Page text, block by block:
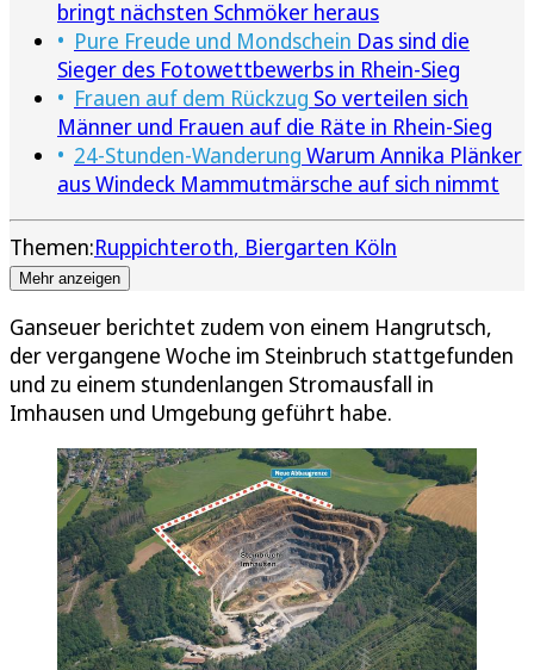
bringt nächsten Schmöker heraus
Pure Freude und Mondschein Das sind die
Sieger des Fotowettbewerbs in Rhein-Sieg
Frauen auf dem Rückzug So verteilen sich
Männer und Frauen auf die Räte in Rhein-Sieg
24-Stunden-Wanderung Warum Annika Plänker
aus Windeck Mammutmärsche auf sich nimmt
Themen:Ruppichteroth Biergarten Köln
Mehr anzeigen
Ganseuer berichtet zudem von einem Hangrutsch,
der vergangene Woche im Steinbruch stattgefunden
und zu einem stundenlangen Stromausfall in
Imhausen und Umgebung geführt habe.